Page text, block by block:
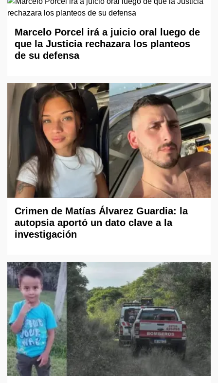
Marcelo Porcel irá a juicio oral luego de
que la Justicia rechazara los planteos
de su defensa
Crimen de Matías Álvarez Guardia: la
autopsia aportó un dato clave a la
investigación